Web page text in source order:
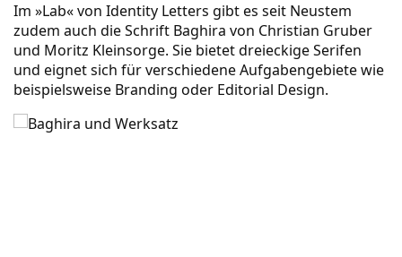
Im »Lab« von Identity Letters gibt es seit Neustem
zudem auch die Schrift Baghira von Christian Gruber
und Moritz Kleinsorge. Sie bietet dreieckige Serifen
und eignet sich für verschiedene Aufgabengebiete wie
beispielsweise Branding oder Editorial Design.